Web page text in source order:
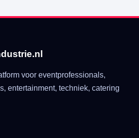
voor eventprofessionals,
entertainment, techniek, catering